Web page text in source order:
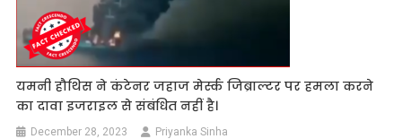
यमनी हौथिस ने कंटेनर जहाज मेर्स्क जिब्राल्टर पर हमला करने
का दावा इजराइल से संबंधित नहीं है।
December 28, 2023 Priyanka Sinha